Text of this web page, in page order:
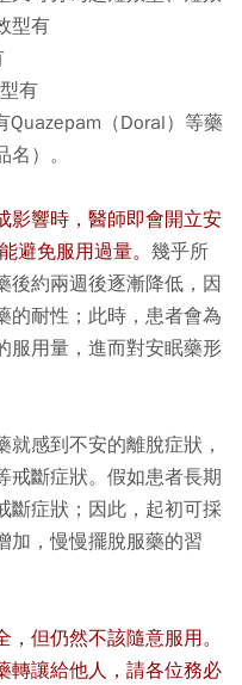
型有
有
Quazepam（Doral）等藥
）。
影響時，醫師即會開立安
避免服用過量。 幾乎所
後約兩週後逐漸降低，因
的耐性；此時，患者會為
服用量，進而對安眠藥形
感到不安的離脫症狀，
戒斷症狀。假如患者長期
斷症狀；因此，起初可採
加，慢慢擺脫服藥的習
但仍然不該隨意服用。
轉讓給他人，請各位務必